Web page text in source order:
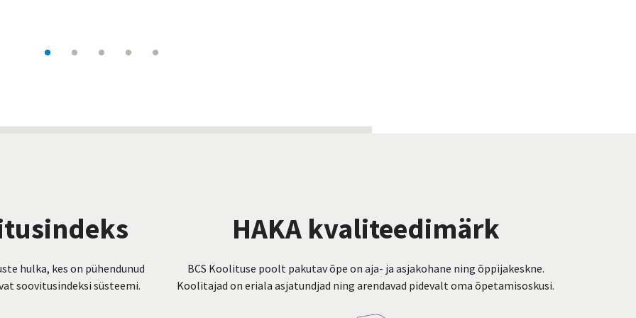
hulka, kes on pühendunud
soovitusindeksi süsteemi.
HAKA kvaliteedimärk
BCS Koolituse poolt pakutav õpe on aja- ja asjakohane ning õppijakeskne.
Koolitajad on eriala asjatundjad ning arendavad pidevalt oma õpetamisoskusi.